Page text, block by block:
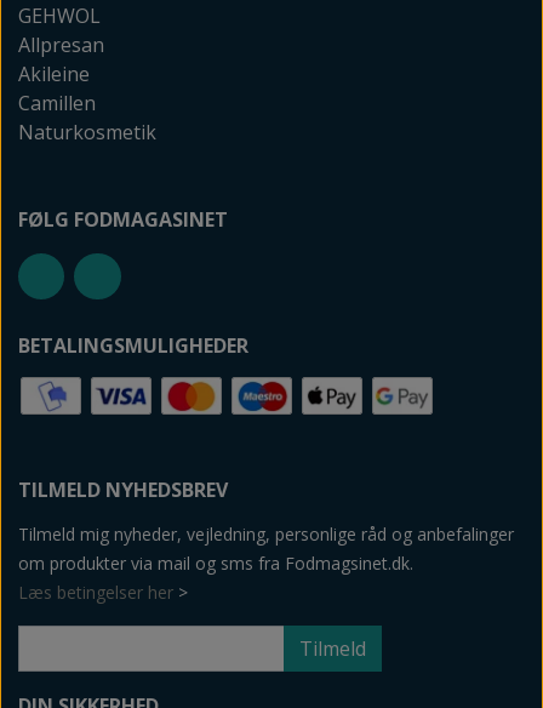
GEHWOL
Allpresan
Akileine
Camillen
Naturkosmetik
FØLG FODMAGASINET
BETALINGSMULIGHEDER
TILMELD NYHEDSBREV
Tilmeld mig nyheder, vejledning, personlige råd og anbefalinger
om produkter via mail og sms fra Fodmagsinet.dk.
Læs betingelser her >
Tilmeld